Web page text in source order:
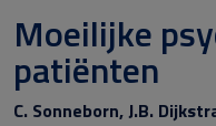
Moeilijke
patiënten
C. Sonneborn, J.B.